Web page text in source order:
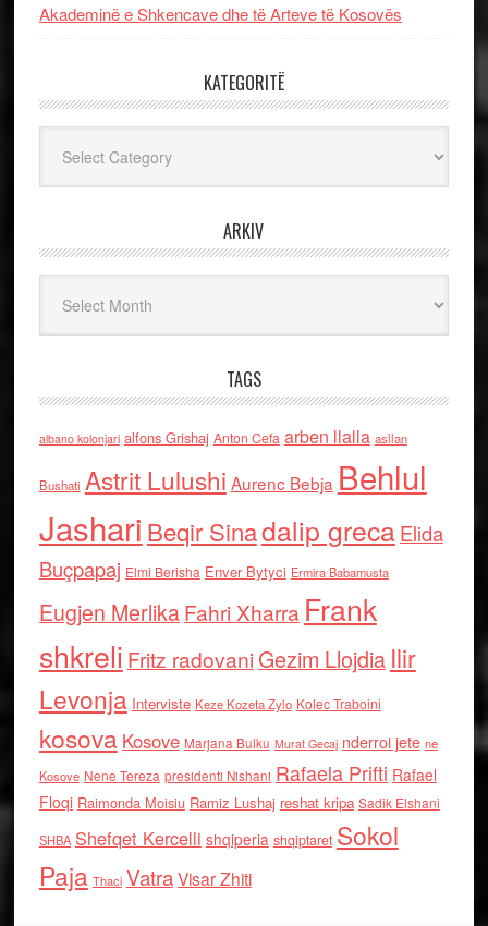
Akademinë e Shkencave dhe të Arteve të Kosovës
KATEGORITË
ARKIV
TAGS
albano kolonjari alfons Grishaj Anton Cefa arben llalla asllan
Bushati Astrit Lulushi Aurenc Bebja Behlul
Jashari Beqir Sinadalip grecaElida
Buçpapaj Elmi Berisha Enver Bytyci Ermira Babamusta
Eugjen MerlikaFahri Xharra Frank
shkreli Fritz radovaniGezim Llojdia Ilir
Levonja Interviste Keze Kozeta Zylo Kolec Traboini
kosova Kosove Marjana Bulku Murat Gecaj nderroi jete ne
Kosove Nene Tereza presidenti Nishani Rafaela Prifti Rafael
Floqi Raimonda Moisiu Ramiz Lushaj reshat kripa Sadik Elshani
SHBA Shefqet Kercelli shqiperia shqiptaret Sokol
Paja Thaci VatraVisar Zhiti